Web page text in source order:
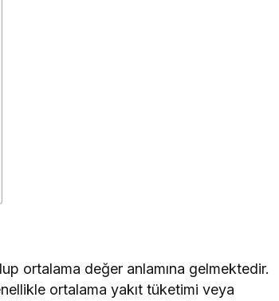
ortalama değer anlamına gelmektedir.
ortalama yakıt tüketimi veya